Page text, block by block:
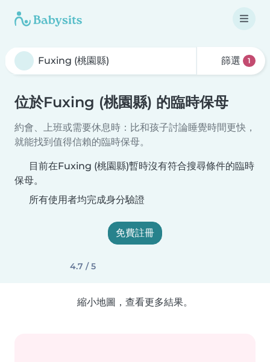
篩選 1
位於Fuxing (桃園縣) 的臨時保母
約會、上班或需要休息時：比和孩子討論睡覺時間更快，
就能找到值得信賴的臨時保母。
目前在Fuxing (桃園縣)暫時沒有符合搜尋條件的臨時
保母。
所有使用者均完成身分驗證
免費註冊
4.7 / 5
縮小地圖，查看更多結果。